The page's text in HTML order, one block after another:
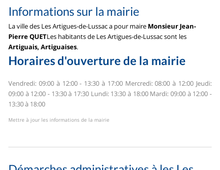
Informations sur la mairie
La ville des Les Artigues-de-Lussac a pour maire Monsieur Jean-
Pierre QUETLes habitants de Les Artigues-de-Lussac sont les
Artiguais, Artiguaises.
Horaires d'ouverture de la mairie
Vendredi: 09:00 à 12:00 - 13:30 à 17:00Mercredi: 08:00 à 12:00 Jeudi:
09:00 à 12:00 - 13:30 à 17:30 Lundi: 13:30 à 18:00Mardi: 09:00 à 12:00 -
13:30 à 18:00
Mettre à jour les informations de la mairie